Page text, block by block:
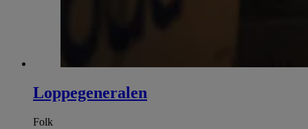
Loppegeneralen
Folk